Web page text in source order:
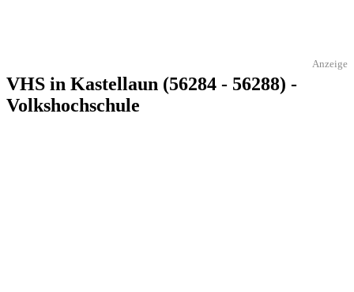
Anzeige
VHS in Kastellaun (56284 - 56288) -
Volkshochschule